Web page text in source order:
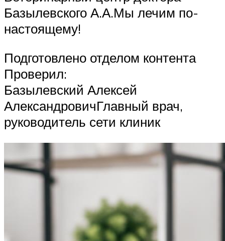
Базылевского А.А.Мы лечим по-
настоящему!
Подготовлено отделом контента
Проверил:
Базылевский Алексей
АлександровичГлавный врач,
руководитель сети клиник